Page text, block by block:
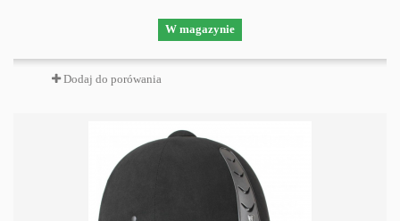
W magazynie
Dodaj do porówania